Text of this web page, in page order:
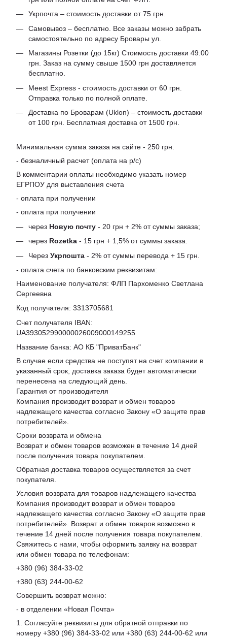
Укрпочта – стоимость доставки от 75 грн.
Самовывоз – бесплатно. Все заказы можно забрать
самостоятельно по адресу Бровары ул.
Магазины Розетки (до 15кг) Стоимость доставки 49.00
грн. Заказ на сумму свыше 1500 грн доставляется
бесплатно.
Meest Express - стоимость доставки от 60 грн.
Отправка только по полной оплате.
Доставка по Броварам (Uklon) – стоимость доставки
от 100 грн. Бесплатная доставка от 1500 грн.
Минимальная сумма заказа на сайте - 250 грн.
- безналичный расчет (оплата на р/с)
В комментарии оплаты необходимо указать номер
ЕГРПОУ для выставления счета
- оплата при получении
- оплата при получении
через Новую почту - 20 грн + 2% от суммы заказа;
через Rozetka - 15 грн + 1,5% от суммы заказа.
Через Укрпошта - 2% от суммы перевода + 15 грн.
- оплата счета по банковским реквизитам:
Наименование получателя: ФЛП Пархоменко Светлана
Сергеевна
Код получателя: 3313705681
Счет получателя IBAN:
UA393052990000026009000149255
Название банка: АО КБ "ПриватБанк"
В случае если средства не поступят на счет компании в
указанный срок, доставка заказа будет автоматически
перенесена на следующий день.
Гарантия от производителя
Компания производит возврат и обмен товаров
надлежащего качества согласно Закону «О защите прав
потребителей».
Сроки возврата и обмена
Возврат и обмен товаров возможен в течение 14 дней
после получения товара покупателем.
Обратная доставка товаров осуществляется за счет
покупателя.
Условия возврата для товаров надлежащего качества
Компания производит возврат и обмен товаров
надлежащего качества согласно Закону «О защите прав
потребителей». Возврат и обмен товаров возможно в
течение 14 дней после получения товара покупателем.
Свяжитесь с нами, чтобы оформить заявку на возврат
или обмен товара по телефонам:
+380 (96) 384-33-02
+380 (63) 244-00-62
Совершить возврат можно:
- в отделении «Новая Почта»
1. Согласуйте реквизиты для обратной отправки по
номеру +380 (96) 384-33-02 или +380 (63) 244-00-62 или